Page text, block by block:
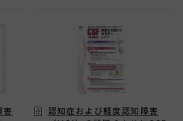
害
認知症および軽度認知障害